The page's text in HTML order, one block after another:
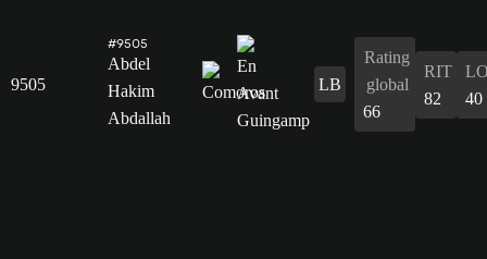
9505
#9505
Abdel
Hakim
Abdallah
LB
Rating
global
66
RIT
82
40